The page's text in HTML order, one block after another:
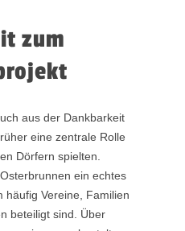
zum
aus der Dankbarkeit
eine zentrale Rolle
Dörfern spielten.
ein echtes
häufig Vereine, Familien
beteiligt sind. Über